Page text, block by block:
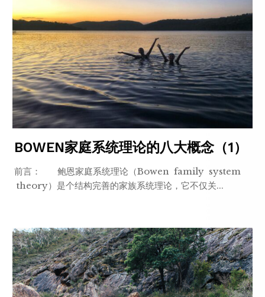
BOWEN家庭系统理论的八大概念（1）
前言： 鲍恩家庭系统理论（Bowen family system
theory）是个结构完善的家族系统理论，它不仅关...